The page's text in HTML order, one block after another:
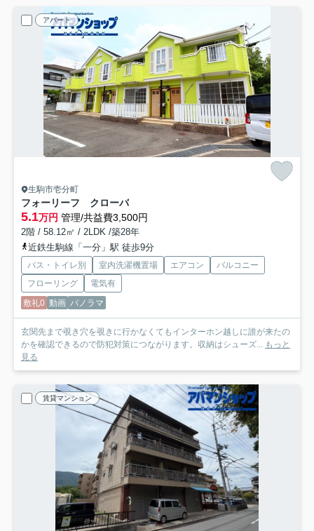
アパート
生駒市壱分町
フォーリーフ クローバ
5.1万円 管理/共益費3,500円
2階 / 58.12㎡ / 2LDK /築28年
近鉄生駒線「一分」駅 徒歩9分
バス・トイレ別 室内洗濯機置場 エアコン
バルコニー
フローリング
電気有
敷礼0 動画 パノラマ
玄関先まで覗き穴を覗きに行かなくてもインターホン越しに誰が来たの
かを確認できるので防犯対策につながります。収納はシューズ...
もっと
見る
賃貸マンション